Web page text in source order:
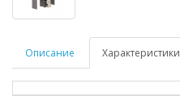
Описание Характеристики